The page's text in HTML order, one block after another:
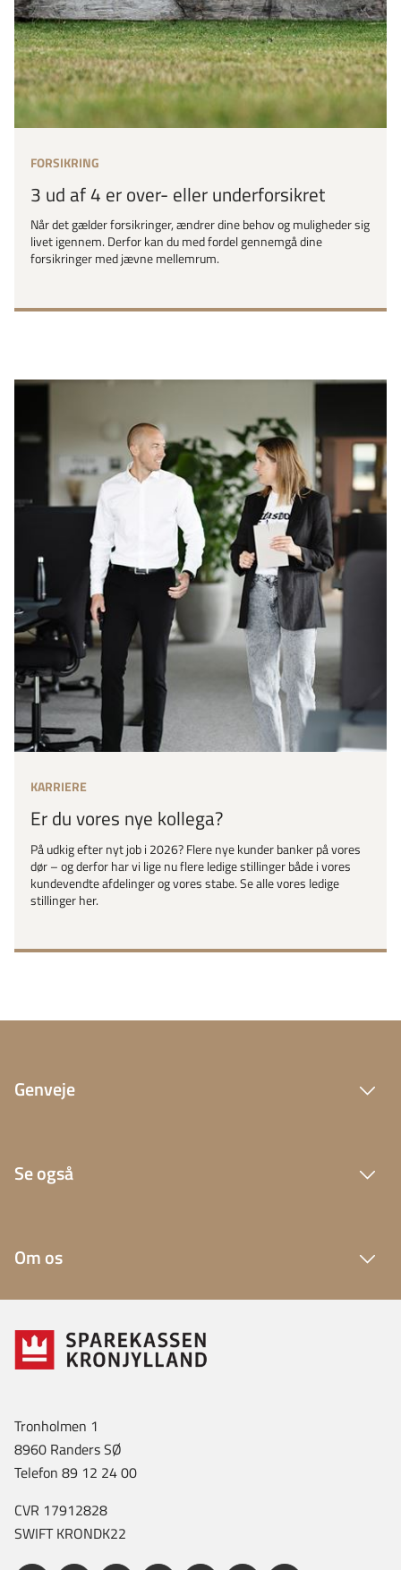
FORSIKRING
3 ud af 4 er over- eller underforsikret
Når det gælder forsikringer, ændrer dine behov og muligheder sig
livet igennem. Derfor kan du med fordel gennemgå dine
forsikringer med jævne mellemrum.
KARRIERE
Er du vores nye kollega?
På udkig efter nyt job i 2026? Flere nye kunder banker på vores
dør – og derfor har vi lige nu flere ledige stillinger både i vores
kundevendte afdelinger og vores stabe. Se alle vores ledige
stillinger her.
Genveje
Se også
Om os
Tronholmen 1
8960 Randers SØ
Telefon 89 12 24 00
CVR 17912828
SWIFT KRONDK22